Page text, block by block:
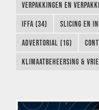
VERPAKKINGEN EN
IFFA (34) SLICING EN
ADVERTORIAL (16)
KLIMAATBEHEERSING &